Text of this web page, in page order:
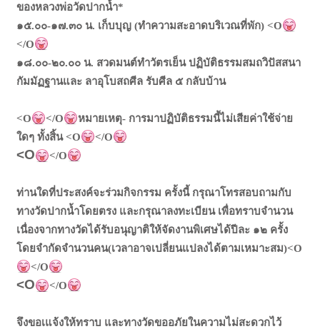
ของหลวงพ่อวัดปากน้ำ*
๑๕.๐๐-๑๗.๓๐ น. เก็บบุญ (ทำความสะอาดบริเวณที่พัก) <O
</O
๑๘.๐๐-๒๐.๐๐ น. สวดมนต์ทำวัตรเย็น ปฏิบัติธรรมสมถวิปัสสนา
กัมมัฏฐานและ ลาอุโบสถศีล รับศีล ๕ กลับบ้าน
<O </O
หมายเหตุ- การมาปฏิบัติธรรมนี้ไม่เสียค่าใช้จ่าย
ใดๆ ทั้งสิ้น<O </O
<O </O
ท่านใดที่ประสงค์จะร่วมกิจกรรม ครั้งนี้ กรุณาโทรสอบถามกับ
ทางวัดปากน้ำโดยตรง และกรุณาลงทะเบียน เพื่อทราบจำนวน
เนื่องจากทางวัดได้รับอนุญาติให้จัดงานพิเศษได้ปีละ ๑๒ ครั้ง
โดยจำกัดจำนวนคน(เวลาอาจเปลี่ยนแปลงได้ตามเหมาะสม)<O
</O
<O </O
จึงขอเแจ้งให้ทราบ และทางวัดขออภัยในความไม่สะดวกไว้